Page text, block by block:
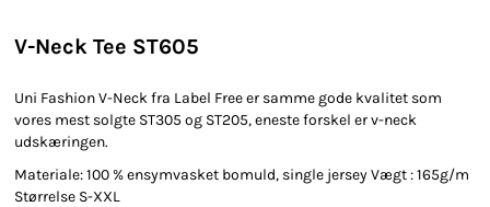
V-Neck Tee ST605
Uni Fashion V-Neck fra Label Free er samme gode kvalitet som
vores mest solgte ST305 og ST205, eneste forskel er v-neck
udskæringen.
Materiale: 100 % ensymvasket bomuld, single jersey Vægt : 165g/m
Størrelse S-XXL